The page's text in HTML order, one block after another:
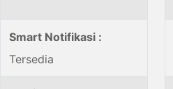
Smart Notifikasi :
Tersedia